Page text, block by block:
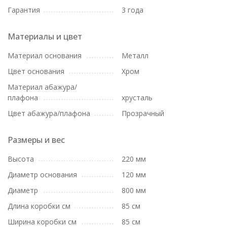
Гарантия 3 года
Материалы и цвет
Материал основания
Металл
Цвет основания
Хром
Материал абажура/
плафона
хрусталь
Цвет абажура/плафона
Прозрачный
Размеры и вес
Высота
220 мм
Диаметр основания
120 мм
Диаметр
800 мм
Длина коробки см
85 см
Ширина коробки см
85 см